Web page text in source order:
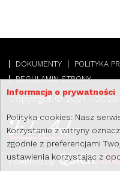
Informacja o prywatności
Polityka cookies: Nasz
Korzystanie z witryny
zgodnie z preferencjami
ustawienia korzystając z
DOKUMENTY
POLITYKA
REGULAMIN STRONY
Copyright © 2021 -